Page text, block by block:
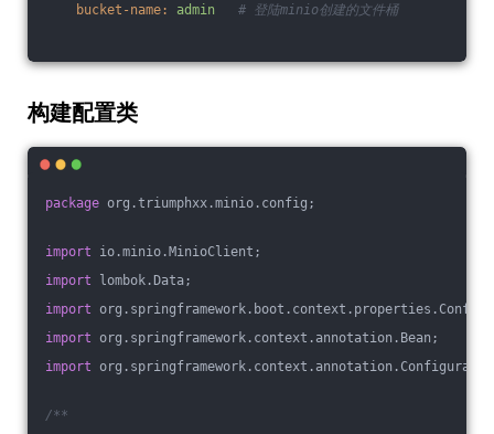
bucket-name:
admin # 登陆minio创建的文件桶
构建配置类
package org.triumphxx.minio.config;
import io.minio.MinioClient;
import lombok.Data;
import
import org.springframework.context.annotation.Bean;
import
/**